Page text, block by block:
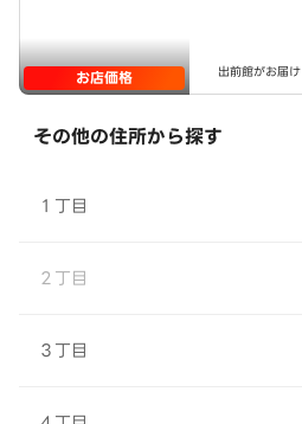
お店価格 出前館がお届け
その他の住所から探す
１丁目
２丁目
３丁目